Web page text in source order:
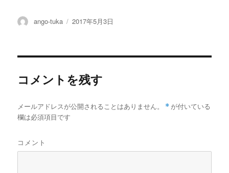
投
ango-tuka
投
2017年5月3日
コメントを残す
メールアドレスが公開されることはありません。 * が付いている
欄は必須項目です
コメント